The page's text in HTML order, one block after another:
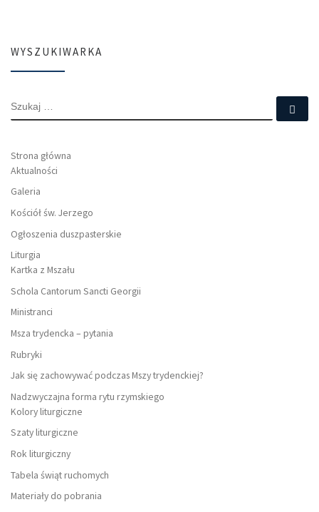
WYSZUKIWARKA
SZUKAJ
Strona główna
Aktualności
Galeria
Kościół św. Jerzego
Ogłoszenia duszpasterskie
Liturgia
Kartka z Mszału
Schola Cantorum Sancti Georgii
Ministranci
Msza trydencka – pytania
Rubryki
Jak się zachowywać podczas Mszy trydenckiej?
Nadzwyczajna forma rytu rzymskiego
Kolory liturgiczne
Szaty liturgiczne
Rok liturgiczny
Tabela świąt ruchomych
Materiały do pobrania